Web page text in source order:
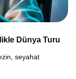
Dünya Turu
seyahat